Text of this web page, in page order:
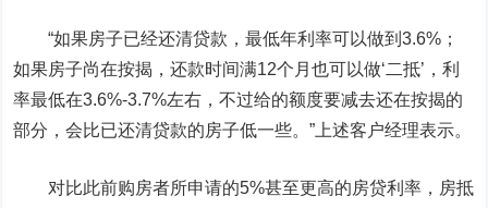
“如果房子已经还清贷款，最低年利率可以做到3.6%；
如果房子尚在按揭，还款时间满12个月也可以做‘二抵’，利
率最低在3.6%-3.7%左右，不过给的额度要减去还在按揭的
部分，会比已还清贷款的房子低一些。”上述客户经理表示。
对比此前购房者所申请的5%甚至更高的房贷利率，房抵